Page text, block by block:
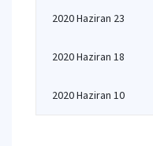
2020 Haziran 23
2020 Haziran 18
2020 Haziran 10